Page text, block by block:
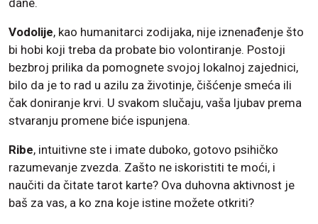
dane.
Vodolije, kao humanitarci zodijaka, nije iznenađenje što
bi hobi koji treba da probate bio volontiranje. Postoji
bezbroj prilika da pomognete svojoj lokalnoj zajednici,
bilo da je to rad u azilu za životinje, čišćenje smeća ili
čak doniranje krvi. U svakom slučaju, vaša ljubav prema
stvaranju promene biće ispunjena.
Ribe, intuitivne ste i imate duboko, gotovo psihičko
razumevanje zvezda. Zašto ne iskoristiti te moći, i
naučiti da čitate tarot karte? Ova duhovna aktivnost je
baš za vas, a ko zna koje istine možete otkriti?